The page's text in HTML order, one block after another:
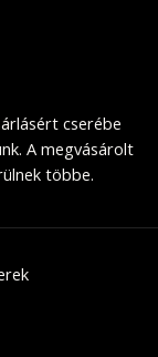
cserébe
A megvásárolt
többe.